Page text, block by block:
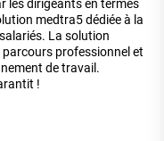
les dirigeants en termes
medtra5 dédiée à la
La solution
professionnel et
de travail.
!